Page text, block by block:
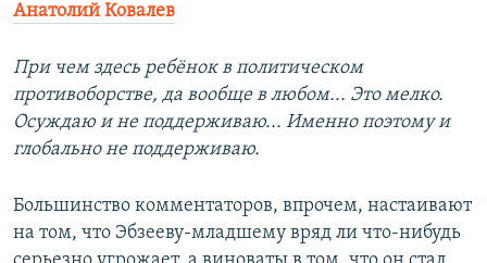
Анатолий Ковалев
При чем здесь ребёнок в политическом
противоборстве, да вообще в любом... Это мелко.
Осуждаю и не поддерживаю... Именно поэтому и
глобально не поддерживаю.
Большинство комментаторов, впрочем, настаивают
на том, что Эбзееву-младшему вряд ли что-нибудь